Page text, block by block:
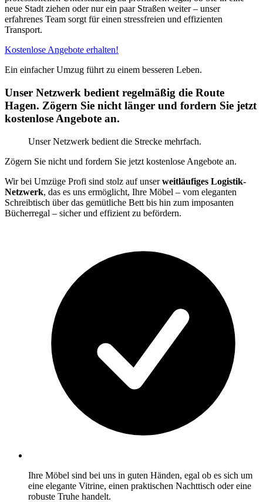
neue Stadt ziehen oder nur ein paar Straßen weiter – unser
erfahrenes Team sorgt für einen stressfreien und effizienten
Transport.
Kostenlose Angebote erhalten!
Ein einfacher Umzug führt zu einem besseren Leben.
Unser Netzwerk bedient regelmäßig die Route
Hagen. Zögern Sie nicht länger und fordern Sie jetzt
kostenlose Angebote an.
Unser Netzwerk bedient die Strecke mehrfach.
Zögern Sie nicht und fordern Sie jetzt kostenlose Angebote an.
Wir bei Umzüge Profi sind stolz auf unserweitläufiges Logistik-
Netzwerk, das es uns ermöglicht, Ihre Möbel – vom eleganten
Schreibtisch über das gemütliche Bett bis hin zum imposanten
Bücherregal – sicher und effizient zu befördern.
Ihre Möbel sind bei uns in guten Händen, egal ob es sich um
eine elegante Vitrine, einen praktischen Nachttisch oder eine
robuste Truhe handelt.